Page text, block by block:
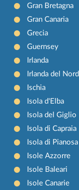
Gran Bretagna
Gran Canaria
Grecia
Guernsey
Irlanda
Irlanda del Nord
Ischia
Isola d'Elba
Isola del Giglio
Isola di Capraia
Isola di Pianosa
Isole Azzorre
Isole Baleari
Isole Canarie